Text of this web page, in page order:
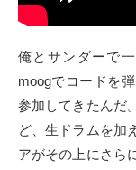
俺とサンダーで
moogでコードを
参加してきたんだ
ど、生ドラムを加
アがその上にさら